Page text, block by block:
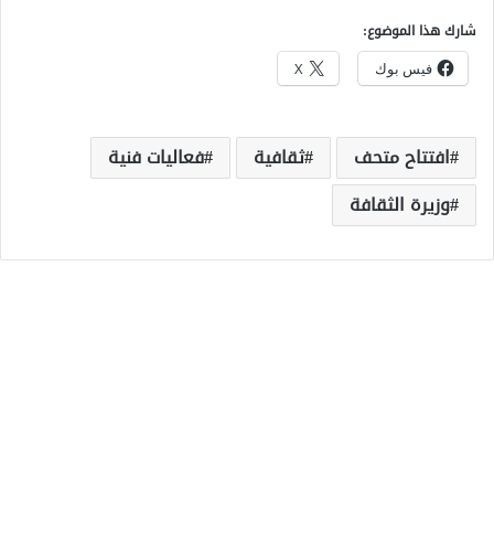
شارك هذا الموضوع:
فيس بوك X
افتتاح متحف ثقافية
فعاليات فنية
وزيرة الثقافة